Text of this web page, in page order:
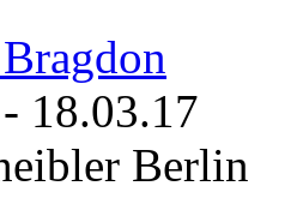
- 18.03.17
Berlin